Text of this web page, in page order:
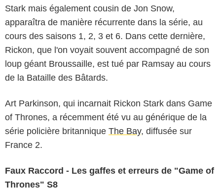
Stark mais également cousin de Jon Snow,
apparaîtra de manière récurrente dans la série, au
cours des saisons 1, 2, 3 et 6. Dans cette dernière,
Rickon, que l'on voyait souvent accompagné de son
loup géant Broussaille, est tué par Ramsay au cours
de la Bataille des Bâtards.
Art Parkinson, qui incarnait Rickon Stark dans Game
of Thrones, a récemment été vu au générique de la
série policière britannique The Bay, diffusée sur
France 2.
Faux Raccord - Les gaffes et erreurs de "Game of
Thrones" S8